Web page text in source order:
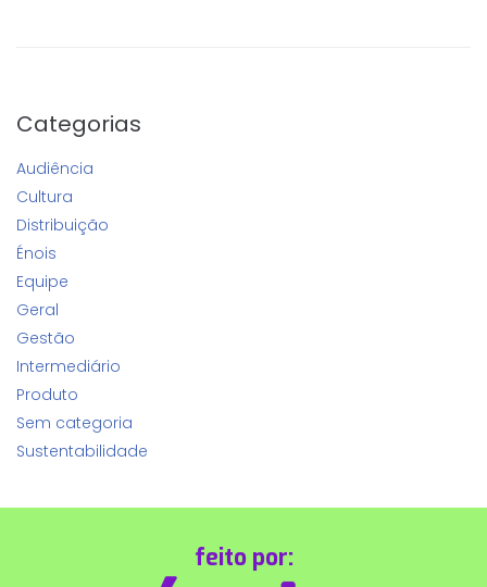
Categorias
Audiência
Cultura
Distribuição
Énois
Equipe
Geral
Gestão
Intermediário
Produto
Sem categoria
Sustentabilidade
feito por: